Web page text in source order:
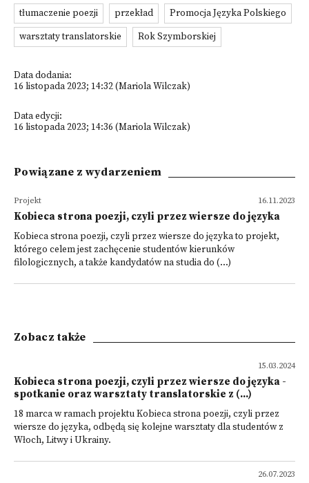
tłumaczenie poezji
przekład
Promocja Języka Polskiego
warsztaty translatorskie
Rok Szymborskiej
Data dodania:
16 listopada 2023; 14:32 (Mariola Wilczak)
Data edycji:
16 listopada 2023; 14:36 (Mariola Wilczak)
Powiązane z wydarzeniem
16.11.2023
Projekt
Kobieca strona poezji, czyli przez wiersze do języka
Kobieca strona poezji, czyli przez wiersze do języka to projekt,
którego celem jest zachęcenie studentów kierunków
filologicznych, a także kandydatów na studia do (...)
Zobacz także
15.03.2024
Kobieca strona poezji, czyli przez wiersze do języka -
spotkanie oraz warsztaty translatorskie z (...)
18 marca w ramach projektu Kobieca strona poezji, czyli przez
wiersze do języka, odbędą się kolejne warsztaty dla studentów z
Włoch, Litwy i Ukrainy.
26.07.2023